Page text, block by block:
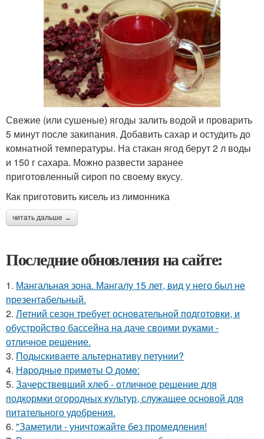
Свежие (или сушеные) ягоды залить водой и проварить
5 минут после закипания. Добавить сахар и остудить до
комнатной температуры. На стакан ягод берут 2 л воды
и 150 г сахара. Можно развести заранее
приготовленный сироп по своему вкусу.
Как приготовить кисель из лимонника
читать дальше →
Последние обновления на сайте:
1. Мангальная зона. Мангалу 15 лет, вид у него был не
презентабельный.
2. Летний сезон требует основательной подготовки, и
обустройство бассейна на даче своими руками -
отличное решение.
3. Подыскиваете альтернативу петунии?
4. Нapoдныe пpимeты O дoмe:
5. Зачерствевший хлеб - отличное решение для
подкормки огородных культур, служащее основой для
питательного удобрения.
6. "Заметили - уничтожайте без промедления!